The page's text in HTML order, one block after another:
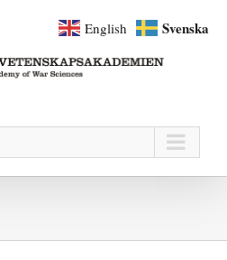
English Svenska